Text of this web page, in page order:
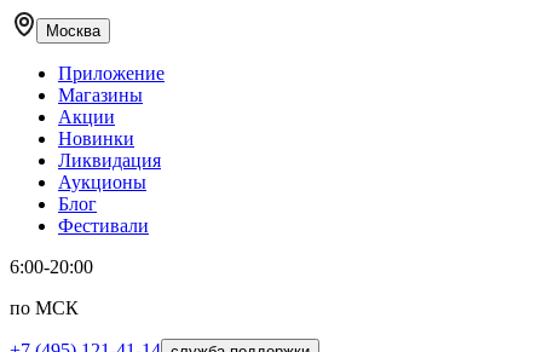
Москва
Приложение
Магазины
Акции
Новинки
Ликвидация
Аукционы
Блог
Фестивали
6:00-20:00
по МСК